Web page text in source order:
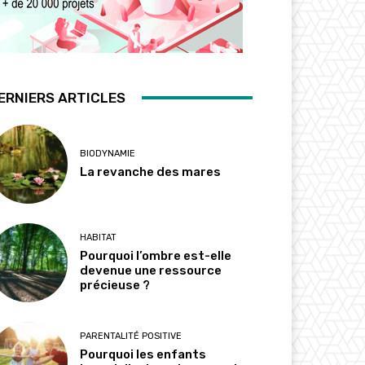
ARTICLES
BIODYNAMIE
La revanche des mares
HABITAT
Pourquoi l’ombre est-elle
devenue une ressource
précieuse ?
PARENTALITÉ POSITIVE
Pourquoi les enfants